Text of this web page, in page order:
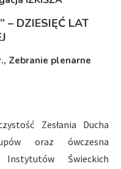
– DZIESIĘĆ LAT
Zebranie plenarne
Zesłania Ducha
oraz ówczesna
Świeckich